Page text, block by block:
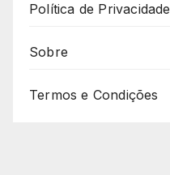
Política de Privacidade
Sobre
Termos e Condições